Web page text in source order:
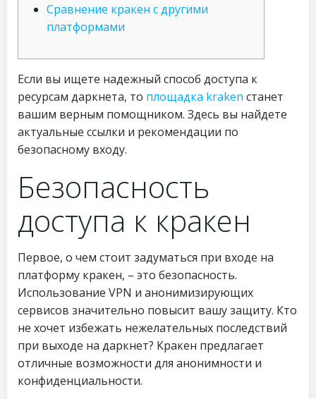
Сравнение кракен с другими
платформами
Если вы ищете надежный способ доступа к
ресурсам даркнета, то площадка kraken станет
вашим верным помощником. Здесь вы найдете
актуальные ссылки и рекомендации по
безопасному входу.
Безопасность
доступа к кракен
Первое, о чем стоит задуматься при входе на
платформу кракен, – это безопасность.
Использование VPN и анонимизирующих
сервисов значительно повысит вашу защиту. Кто
не хочет избежать нежелательных последствий
при выходе на даркнет? Кракен предлагает
отличные возможности для анонимности и
конфиденциальности.